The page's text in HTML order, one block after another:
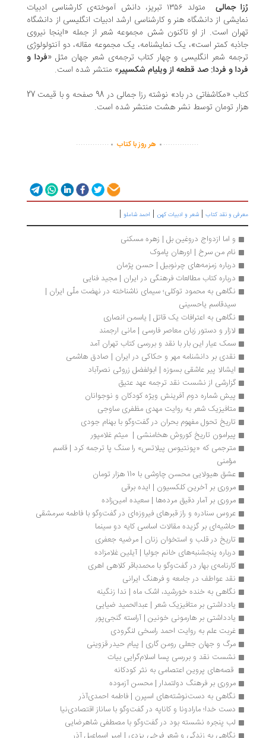
جمالی
متولد ۱۳۵۶ تبریز، دانش آموخته‌ی کارشناسی ادبیات
از دانشگاه هنر و کارشناسی ارشد ادبیات انگلیسی از دانشگاه
است. از او تاکنون شش مجموعه شعر از جمله «اینجا نیروی
کمتر است»، یک نمایشنامه، یک مجموعه مقاله، دو آنتولولوژی
شعر انگلیسی و چهار کتاب ترجمه‌ی شعر جهان مثل « فردا و
و فردا: صد قطعه از ویلیام شکسپیر» منتشر شده است.
کتاب «مکاشفاتی در باد» نوشته رزا جمالی در 98 صفحه و با قیمت 27
تومان توسط نشر هشت منتشر شده است.
...............
. هر روز با کتاب .
..............
و نقد کتاب|شعر و ادبیات کهن|احمد شاملو|
و اما ازدواج دروغین بل | زهره مسکنی
نام من سرخ | اورهان پاموک
درباره زمزمه‌های چرنوبیل | حسن پژمان
درباره کتاب مطالعات فرهنگی در ایران | مجید فنایی
نگاهی به محمود توکلی؛ سیمای ناشناخته در نهضت ملّی ایران |
سیدقاسم یاحسینی
نگاهی به اعترافات یک قاتل | یاسمن انصاری
لازار و دستور زبان معاصر فارسی | مانی ارجمند
سمک عیار این بار با نقد و بررسی کتاب تهران آمد
نقدی بر دانشنامه مهر و حکاکی در ایران | صادق هاشمی
ایشالا پیر عاشقی بسوزه | ابولفضل زروئی نصرآباد
گزارشی از نشست نقد ترجمه عهد عتیق
پیش شماره دوم آفرینش ویژه کودکان و نوجوانان
متافیزیک شعر به روایت مهدی مظفری ساوجی
تاریخ تحول مفهوم بحران در گفت‌وگو با بهنام جودی
پیرامون تاریخ کوروش هخامنشی |  میثم غلامپور
مترجمی که «پونتیوس پیلاتس» را سنگ پا ترجمه کرد | قاسم
عشق هیولایی محسن چاوشی با 110 هزار تومان
مروری بر آخرین کلکسیون | ایده برقی
مروری بر آمار دقیق مرده‌ها | سعیده امین‌زاده
عروس سنادره و راز قبرهای فیروزه‌ای در گفت‌وگو با فاطمه سرمشقی
حاشیه‌ای بر گزیده مقالات اساسی کایه دو سینما
تاریخ در قلب و استخوان زنان | مرضیه جعفری
درباره پنجشنبه‌های خانم جولیا | آیلین غلامزاده
کارنامه‌ی بهار در گفت‌وگو با محمدباقر کلاهی اهری
نقد عواطف در جامعه و فرهنگ ایرانی
نگاهی به خنده خورشید، اشک ماه | ندا زنگینه
یادداشتی بر متافیزیک شعر | عبدالحمید ضیایی
یادداشتی بر هارمونی خونین | آراسته گنجی‌پور
غربت علم به روایت احمد راسخی لنگرودی
مرگ و جهان جعلی رومن‌ گاری | پیام حیدر قزوینی
نشست نقد و بررسی پسا اسلام‌گرایی بیات
قصه‌های پروین اعتصامی به نثر کودکانه
مروری بر فرهنگ دولتمدار | محسن آزموده
نگاهی به دست‌نوشته‌های اسپرن | فاطمه احمدی‌آذر
دست خدا؛ مارادونا و کاناپه در گفت‌وگو با ساناز اقتصادی‌نیا
لب پنجره نشسته بود در گفت‌وگو با مصطفی شاهرضایی